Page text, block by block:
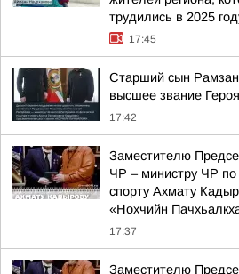
трудились в 2025
17:45
Старший сын
высшее звание
17:42
Заместителю
ЧР – министру ЧР по
спорту Ахмату
«Нохчийн
17:37
Заместителю